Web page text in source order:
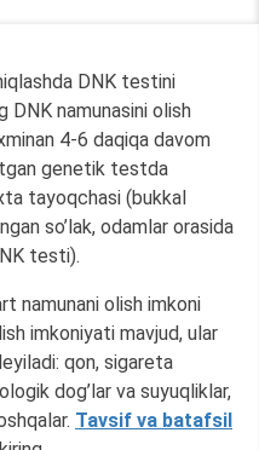
DNK testini
DNK namunasini olish
4-6 daqiqa davom
genetik testda
tayoqchasi (bukkal
so’lak, odamlar orasida
testi).
namunani olish imkoni
imkoniyati mavjud, ular
qon, sigareta
dog’lar va suyuqliklar,
Tavsif va batafsil